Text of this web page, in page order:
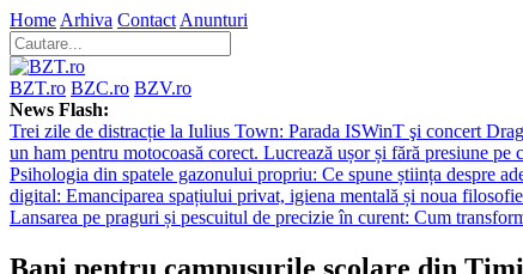
Home Arhiva Contact Anunturi
BZT.ro BZC.ro BZV.ro
News Flash:
Trei zile de distracție la Iulius Town: Parada ISWinT şi concert
un ham pentru motocoasă corect. Lucrează ușor și fără presiune pe
Psihologia din spatele gazonului propriu: Ce spune știința despre
digital: Emanciparea spațiului privat, igiena mentală și noua
Lansarea pe praguri și pescuitul de precizie în curent: Cum